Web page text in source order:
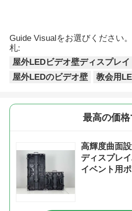
Guide Visualをお選びください
札:
屋外LEDビデオ壁ディスプレイ
屋外LEDのビデオ壁
教会用
最高の価格
高輝度曲面
ディスプレ
イベント用